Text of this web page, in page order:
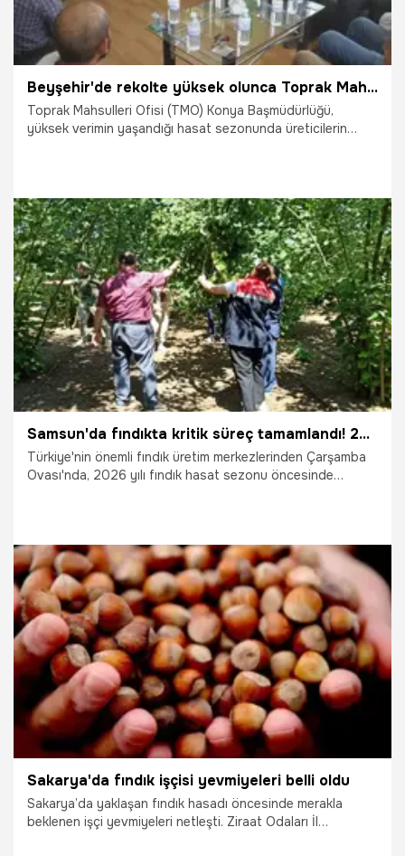
Beyşehir'de rekolte yüksek olunca Toprak Mahsulleri Ofisi harekete geçti
Toprak Mahsulleri Ofisi (TMO) Konya Başmüdürlüğü,
yüksek verimin yaşandığı hasat sezonunda üreticilerin
23.07.2026 Konya
Samsun'da fındıkta kritik süreç tamamlandı! 2026 rekoltesi için geri sayım başladı
Türkiye'nin önemli fındık üretim merkezlerinden Çarşamba
Ovası'nda, 2026 yılı fındık hasat sezonu öncesinde
22.07.2026 Samsun
Sakarya'da fındık işçisi yevmiyeleri belli oldu
Sakarya’da yaklaşan fındık hasadı öncesinde merakla
beklenen işçi yevmiyeleri netleşti. Ziraat Odaları İl